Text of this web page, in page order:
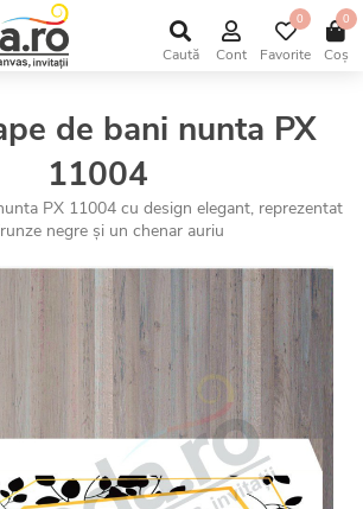
Caută Cont Favorite
0
Coș
0
de bani nunta PX
11004
PX 11004 cu design elegant, reprezentat
negre și un chenar auriu